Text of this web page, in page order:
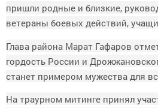
пришли родные и близкие,
ветераны боевых действий,
Глава района Марат Гафаров
гордость России и
станет примером мужества для
На траурном митинге принял